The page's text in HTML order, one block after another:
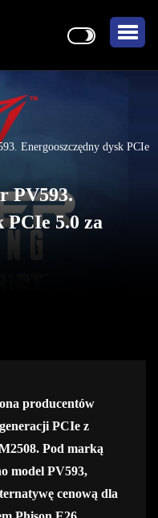
Energooszczędny dysk PCIe
PV593.
PCIe 5.0 za
producentów
PCIe z
Pod marką
model PV593,
cenową dla